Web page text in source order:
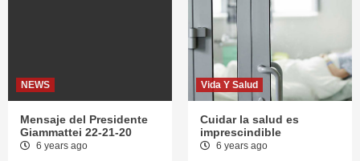
NEWS
Mensaje del Presidente
Giammattei 22-21-20
6 years ago
Vida Y Salud
Cuidar la salud es
imprescindible
6 years ago